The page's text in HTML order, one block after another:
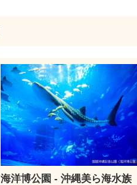
海洋博公園 - 沖縄美ら海水族